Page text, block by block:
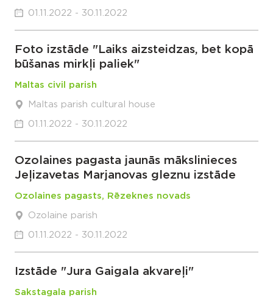
01.11.2022 - 30.11.2022
Foto izstāde "Laiks aizsteidzas, bet kopā
būšanas mirkļi paliek"
Maltas civil parish
Maltas parish cultural house
01.11.2022 - 30.11.2022
Ozolaines pagasta jaunās mākslinieces
Jeļizavetas Marjanovas gleznu izstāde
Ozolaines pagasts, Rēzeknes novads
Ozolaine parish
01.11.2022 - 30.11.2022
Izstāde "Jura Gaigala akvareļi"
Sakstagala parish